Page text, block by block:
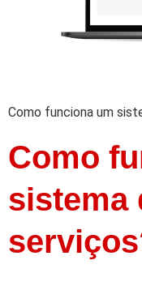
Como funciona um
Como
sistema